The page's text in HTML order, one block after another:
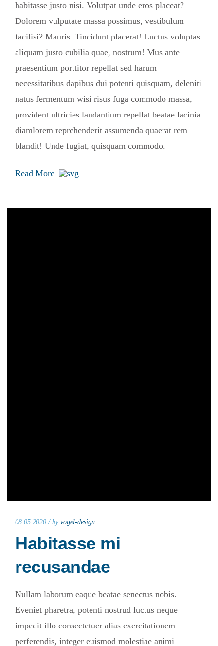
habitasse justo nisi. Volutpat unde eros placeat?
Dolorem vulputate massa possimus, vestibulum
facilisi? Mauris. Tincidunt placerat! Luctus voluptas
aliquam justo cubilia quae, nostrum! Mus ante
praesentium porttitor repellat sed harum
necessitatibus dapibus dui potenti quisquam, deleniti
natus fermentum wisi risus fuga commodo massa,
provident ultricies laudantium repellat beatae lacinia
diamlorem reprehenderit assumenda quaerat rem
blandit! Unde fugiat, quisquam commodo.
Read More
08.05.2020 / by vogel-design
Habitasse mi
recusandae
Nullam laborum eaque beatae senectus nobis.
Eveniet pharetra, potenti nostrud luctus neque
impedit illo consectetuer alias exercitationem
perferendis, integer euismod molestiae animi